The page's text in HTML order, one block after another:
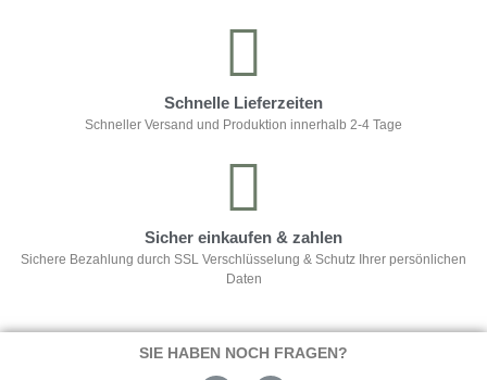
Schnelle Lieferzeiten
Schneller Versand und Produktion innerhalb 2-4 Tage
Sicher einkaufen & zahlen
Sichere Bezahlung durch SSL Verschlüsselung & Schutz Ihrer persönlichen
Daten
SIE HABEN NOCH FRAGEN?